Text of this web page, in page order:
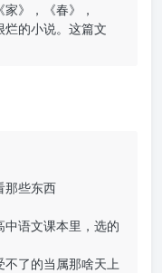
》，《春》，
烂的小说。这篇文
那些东西
语文课本里，选的
了的当属那啥天上